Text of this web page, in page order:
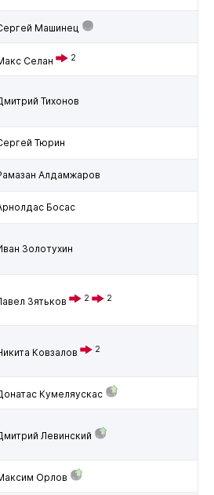
Машинец
Селан 2
Тихонов
Тюрин
Алдамжаров
Босас
Золотухин
Зятьков 2 2
Ковзалов 2
Кумеляускас
Левинский
Орлов